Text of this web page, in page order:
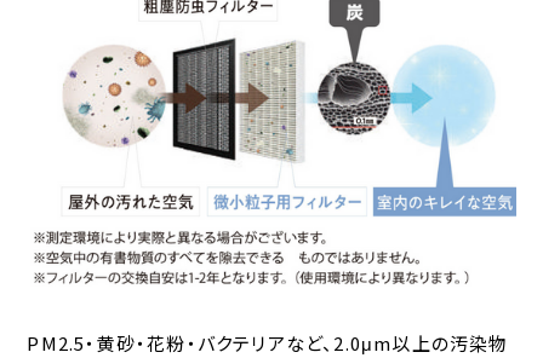
PM2.5・黄砂・花粉・バクテリアなど、2.0μm以上の汚染物